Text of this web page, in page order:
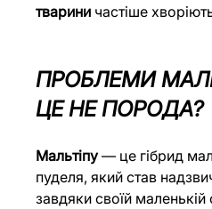
тварини частіше
ПРОБЛЕМИ
ЦЕ НЕ ПОРОДА?
Мальтіпу — це гібрид
пуделя, який став
завдяки своїй маленькій